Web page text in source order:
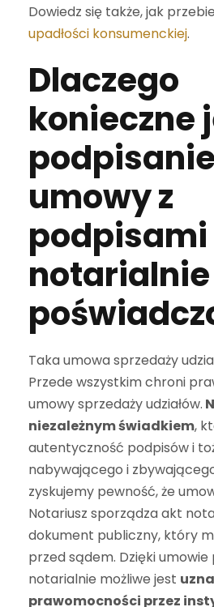
Dowiedz się także, jak
upadłości konsumenckiej.
Dlaczego
konieczne
podpisanie
umowy z
podpisami
notarialnie
Taka umowa sprzedaży
Przede wszystkim chroni
umowy sprzedaży udziałów.
niezależnym świadkiem,
autentyczność podpisów i
nabywającego i
zyskujemy pewność, że
Notariusz sporządza akt
dokument publiczny, który
przed sądem. Dzięki
notarialnie możliwe jest
prawomocności przez